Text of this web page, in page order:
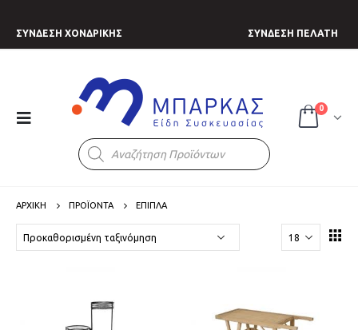
ΣΥΝΔΕΣΗ ΧΟΝΔΡΙΚΗΣ ΣΥΝΔΕΣΗ ΠΕΛΑΤΗ
Products
search
0
ΑΡΧΙΚΗ ΠΡΟΪΟΝΤΑ ΕΠΙΠΛΑ